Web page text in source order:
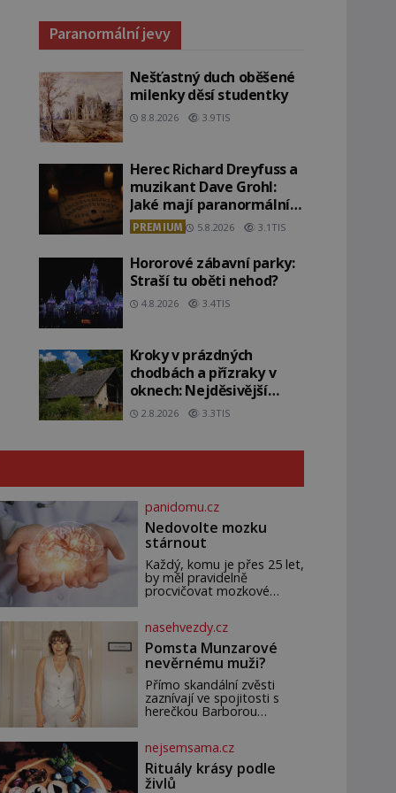
Paranormální jevy
Nešťastný duch oběšené
milenky děsí studentky
8.8.2026 3.9TIS
Herec Richard Dreyfuss a
muzikant Dave Grohl:
Jaké mají paranormální
zážitky?
PREMIUM 5.8.2026 3.1TIS
Hororové zábavní parky:
Straší tu oběti nehod?
4.8.2026 3.4TIS
Kroky v prázdných
chodbách a přízraky v
oknech: Nejděsivější
domy v Česku budí hrůzu
2.8.2026 3.3TIS
panidomu.cz
Nedovolte mozku
stárnout
Každý, komu je přes 25 let,
by měl pravidelně
procvičovat mozkové
paměť. Možná máte
problém vzpomenout si na
jméno kolegy z práce.
Nebo marně v paměti
lovíte název knížky, kterou
jste nedávno přečetli. Je to
opravdu tak, s věkem jako
nasehvezdy.cz
Pomsta Munzarové
nevěrnému muži?
Přímo skandální zvěsti
zaznívají ve spojitosti s
herečkou Barborou
Munzarová měla být totiž
viděna s jakýmsi
sympaťákem, s nímž se
nejsemsama.cz
Rituály krásy podle
živlů